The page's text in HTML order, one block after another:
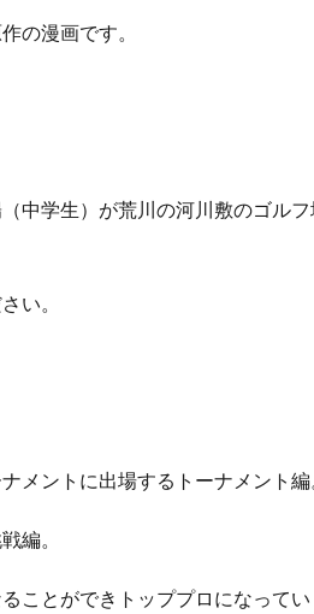
の漫画です。
学生）が荒川の河川敷のゴルフ
い。
メントに出場するトーナメント編
編。
ことができトッププロになって